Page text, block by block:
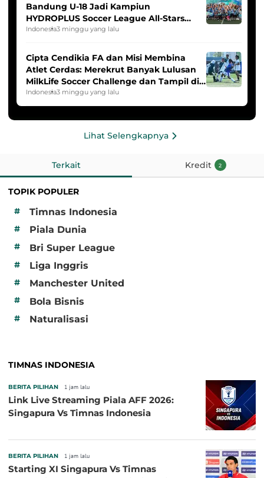
Bandung U-18 Jadi Kampiun
HYDROPLUS Soccer League All-Stars
2025/2026
Indonesia3 minggu yang lalu
Cipta Cendikia FA dan Misi Membina
Atlet Cerdas: Merekrut Banyak Lulusan
MilkLife Soccer Challenge dan Tampil di
HYDROPLUS Soccer League
Indonesia3 minggu yang lalu
Lihat Selengkapnya
Terkait Kredit 2
TOPIK POPULER
#
Timnas Indonesia
# Piala Dunia
# Bri Super League
# Liga Inggris
# Manchester United
# Bola Bisnis
# Naturalisasi
TIMNAS INDONESIA
BERITA PILIHAN 1 jam lalu
Link Live Streaming Piala AFF 2026:
Singapura Vs Timnas Indonesia
BERITA PILIHAN 1 jam lalu
Starting XI Singapura Vs Timnas